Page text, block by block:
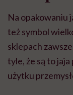
Na opakowaniu
też symbol
sklepach
tyle, że są to
użytku